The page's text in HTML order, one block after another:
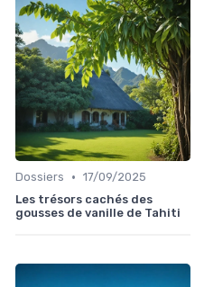
Dossiers • 17/09/2025
Les trésors cachés des
gousses de vanille de Tahiti